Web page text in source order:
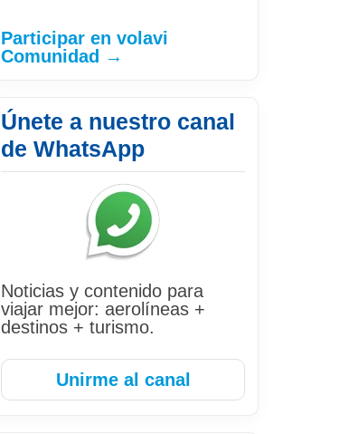
Participar en volavi
Comunidad →
Únete a nuestro canal
de WhatsApp
Noticias y contenido para
viajar mejor: aerolíneas +
destinos + turismo.
Unirme al canal